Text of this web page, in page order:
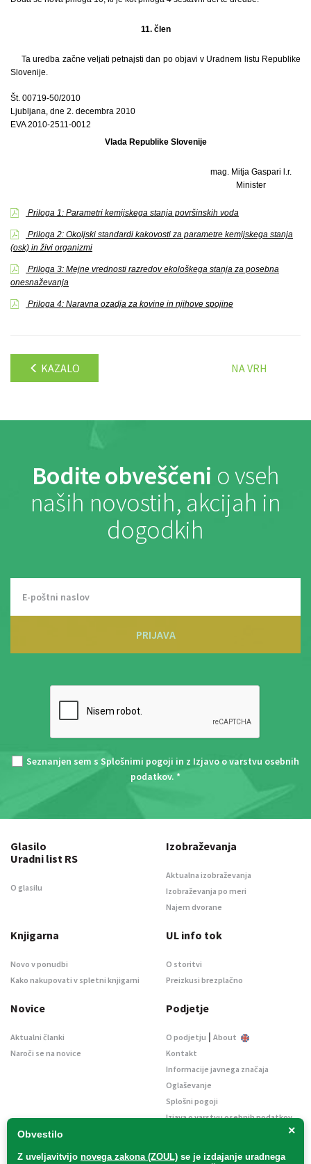
11. člen
Ta uredba začne veljati petnajsti dan po objavi v Uradnem listu Republike
Slovenije.
Št. 00719-50/2010
Ljubljana, dne 2. decembra 2010
EVA 2010-2511-0012
Vlada Republike Slovenije
mag. Mitja Gaspari l.r.
Minister
Priloga 1: Parametri kemijskega stanja površinskih voda
Priloga 2: Okoljski standardi kakovosti za parametre kemijskega stanja
(osk) in živi organizmi
Priloga 3: Mejne vrednosti razredov ekološkega stanja za posebna
onesnaževanja
Priloga 4: Naravna ozadja za kovine in njihove spojine
KAZALO NA VRH
Bodite obveščeni o vseh
naših novostih, akcijah in
dogodkih
PRIJAVA
Seznanjen sem s Splošnimi pogoji in z Izjavo o varstvu osebnih
podatkov. *
×
Obvestilo
Z uveljavitvijo novega zakona (ZOUL) se je izdajanje uradnega
Glasilo
Uradni list RS
O glasilu
Izobraževanja
Aktualna izobraževanja
Izobraževanja po meri
Najem dvorane
Knjigarna
Novo v ponudbi
Kako nakupovati v spletni knjigarni
UL info tok
O storitvi
Preizkusi brezplačno
Novice
Aktualni članki
Naroči se na novice
Podjetje
O podjetju | About
Kontakt
Informacije javnega značaja
Oglaševanje
Splošni pogoji
Izjava o varstvu osebnih podatkov